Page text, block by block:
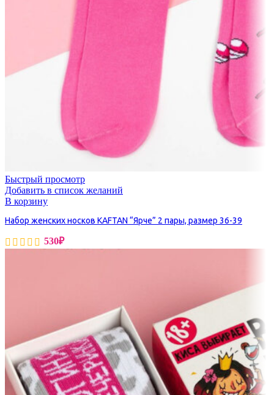
Быстрый просмотр
Добавить в список желаний
В корзину
Набор женских носков KAFTAN “Ярче” 2 пары, размер 36-39
530₽